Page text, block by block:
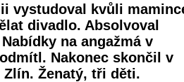
vystudoval kvůli
divadlo. Absolvoval
na angažmá v
Nakonec skončil v
Zlín. Ženatý, tři děti.